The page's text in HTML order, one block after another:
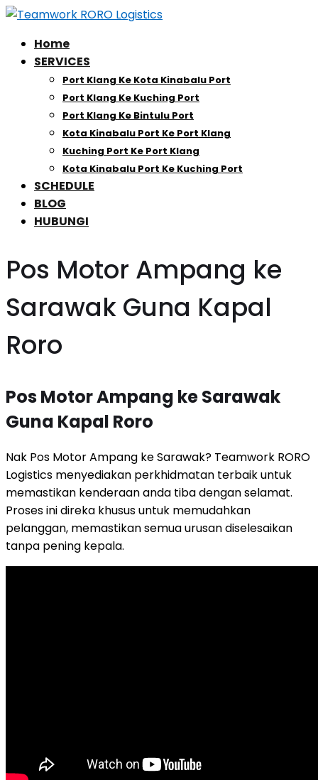
Home
SERVICES
Port Klang Ke Kota Kinabalu Port
Port Klang Ke Kuching Port
Port Klang Ke Bintulu Port
Kota Kinabalu Port Ke Port Klang
Kuching Port Ke Port Klang
Kota Kinabalu Port Ke Kuching Port
SCHEDULE
BLOG
HUBUNGI
Pos Motor Ampang ke
Sarawak Guna Kapal
Roro
Pos Motor Ampang ke Sarawak
Guna Kapal Roro
Nak Pos Motor Ampang ke Sarawak? Teamwork RORO
Logistics menyediakan perkhidmatan terbaik untuk
memastikan kenderaan anda tiba dengan selamat.
Proses ini direka khusus untuk memudahkan
pelanggan, memastikan semua urusan diselesaikan
tanpa pening kepala.